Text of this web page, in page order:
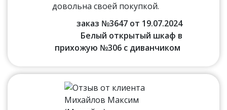
довольна своей покупкой.
заказ №3647 от 19.07.2024
Белый открытый шкаф в
прихожую №306 с диванчиком